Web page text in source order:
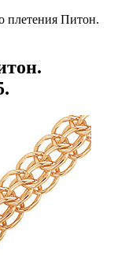
плетения Питон.